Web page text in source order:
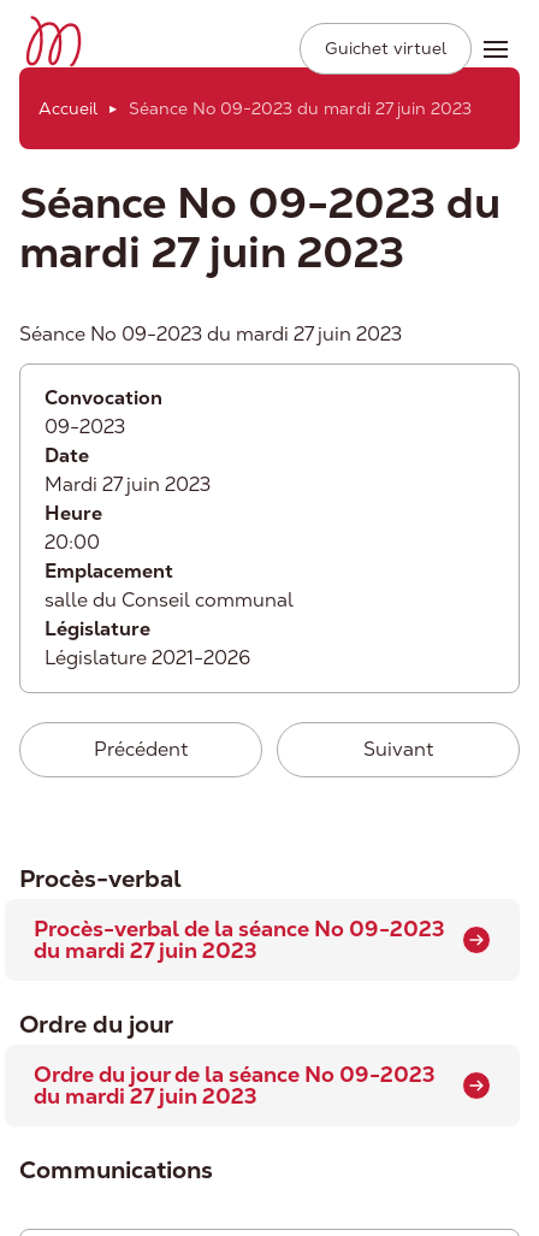
Aller
au
Ville de Moudon
Secondary
Navigation
Guichet virtuel
Accueil Séance No 09-2023 du mardi 27 juin 2023
Séance No 09-2023 du
mardi 27 juin 2023
Séance No 09-2023 du mardi 27 juin 2023
Convocation
09-2023
Date
Mardi 27 juin 2023
Heure
20:00
Emplacement
salle du Conseil communal
Législature
Législature 2021-2026
Précédent Suivant
Procès-verbal
Procès-verbal de la séance No 09-2023
du mardi 27 juin 2023
Ordre du jour
Ordre du jour de la séance No 09-2023
du mardi 27 juin 2023
Communications